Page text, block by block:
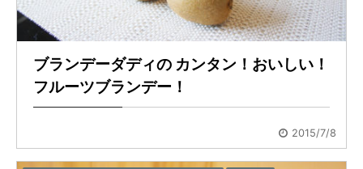
ブランデーダディの カンタン！おいしい！
フルーツブランデー！
2015/7/8